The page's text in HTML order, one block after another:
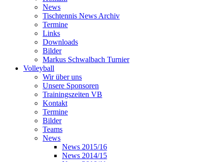
News
Tischtennis News Archiv
Termine
Links
Downloads
Bilder
Markus Schwalbach Turnier
Volleyball
Wir über uns
Unsere Sponsoren
Trainingszeiten VB
Kontakt
Termine
Bilder
Teams
News
News 2015/16
News 2014/15